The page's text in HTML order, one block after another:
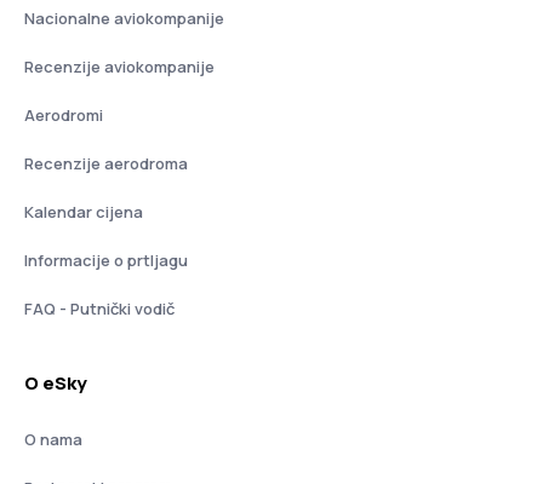
Nacionalne aviokompanije
Recenzije aviokompanije
Aerodromi
Recenzije aerodroma
Kalendar cijena
Informacije o prtljagu
FAQ - Putnički vodič
O eSky
O nama